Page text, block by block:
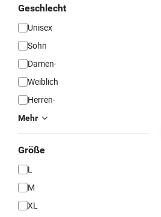
Geschlecht
Unisex
Sohn
Damen-
Weiblich
Herren-
Mehr
Größe
L
M
XL